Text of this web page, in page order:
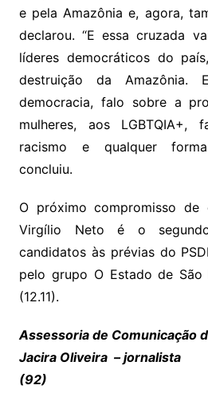
e pela Amazônia e, agora,
declarou. “E essa cruzada
líderes democráticos do
destruição da Amazônia.
democracia, falo sobre a
mulheres, aos
racismo e qualquer
concluiu.
O próximo compromisso de
Virgílio Neto é o
candidatos às prévias do
pelo grupo O Estado de São
(12.11).
Assessoria de Comunicação
Jacira Oliveira – jornalista
(92)